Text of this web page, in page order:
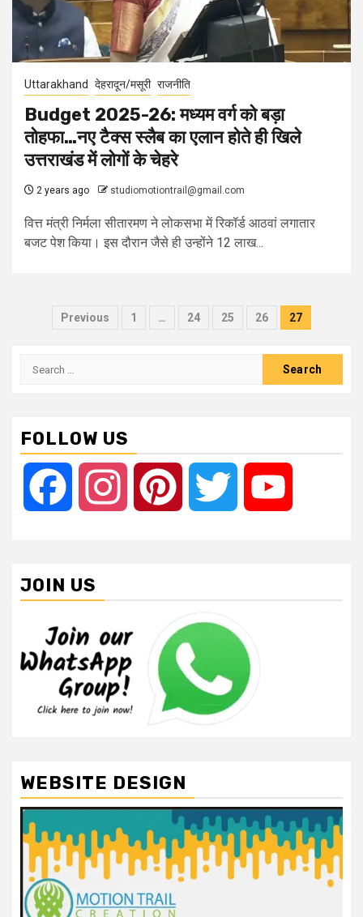
Uttarakhand देहरादून/मसूरी राजनीति
Budget 2025-26: मध्यम वर्ग को बड़ा
तोहफा…नए टैक्स स्लैब का एलान होते ही खिले
उत्तराखंड में लोगों के चेहरे
2 years ago studiomotiontrail@gmail.com
वित्त मंत्री निर्मला सीतारमण ने लोकसभा में रिकॉर्ड आठवां लगातार
बजट पेश किया। इस दौरान जैसे ही उन्होंने 12 लाख...
Posts
Previous 1 … 24 25 26 27
Search
FOLLOW US
Facebook Instagram Pinterest Twitter
JOIN US
WEBSITE DESIGN